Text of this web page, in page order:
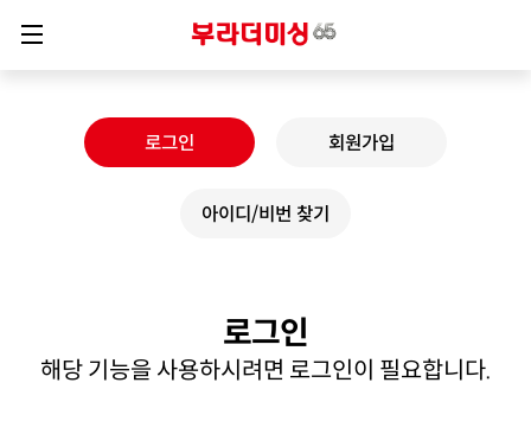
로그인 회원가입
아이디/비번 찾기
로그인
해당 기능을 사용하시려면 로그인이 필요합니다.